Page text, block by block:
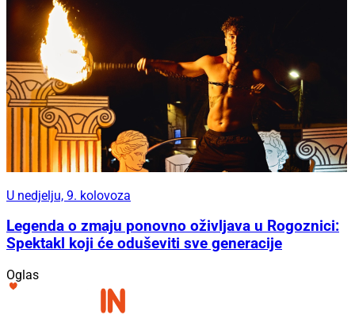
U nedjelju, 9. kolovoza
Legenda o zmaju ponovno oživljava u Rogoznici:
Spektakl koji će oduševiti sve generacije
Oglas